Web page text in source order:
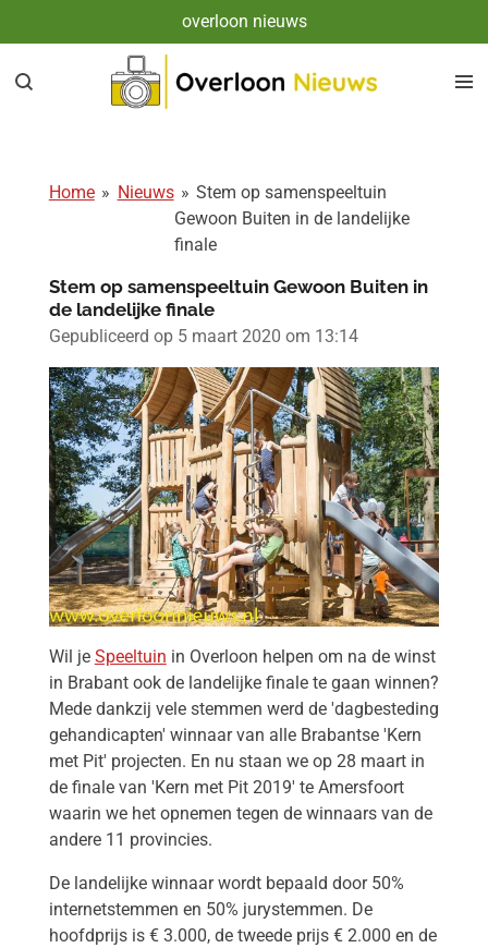
direct
naar
overloon nieuws
Home » Nieuws » Stem op samenspeeltuin
Gewoon Buiten in de landelijke
finale
Stem op samenspeeltuin Gewoon Buiten in
de landelijke finale
Gepubliceerd op 5 maart 2020 om 13:14
Wil je Speeltuin in Overloon helpen om na de winst
in Brabant ook de landelijke finale te gaan winnen?
Mede dankzij vele stemmen werd de 'dagbesteding
gehandicapten' winnaar van alle Brabantse 'Kern
met Pit' projecten. En nu staan we op 28 maart in
de finale van 'Kern met Pit 2019' te Amersfoort
waarin we het opnemen tegen de winnaars van de
andere 11 provincies.
De landelijke winnaar wordt bepaald door 50%
internetstemmen en 50% jurystemmen. De
hoofdprijs is € 3.000, de tweede prijs € 2.000 en de